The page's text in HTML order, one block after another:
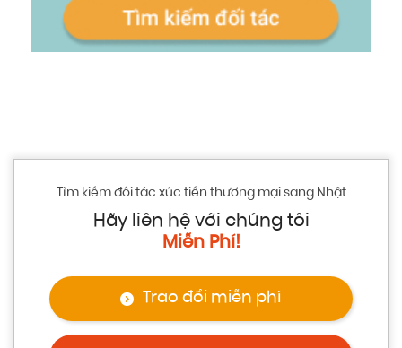
Tìm kiếm đối tác xúc tiến thương mại sang Nhật
Hãy liên hệ với chúng tôi
Miễn Phí!
Trao đổi miễn phí